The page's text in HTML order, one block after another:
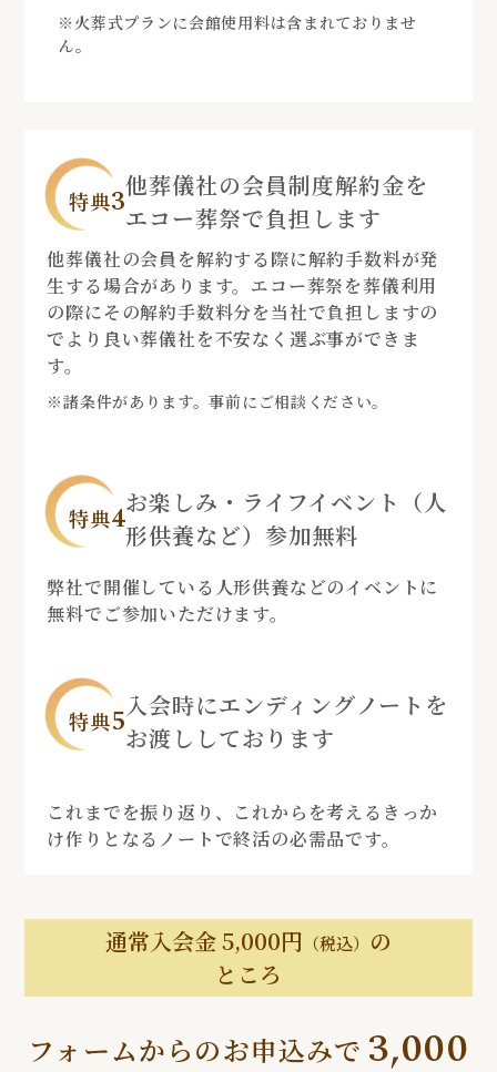
※火葬式プランに会館使用料は含まれておりませ
ん。
特典3他葬儀社の会員制度解約金を
エコー葬祭で負担します
他葬儀社の会員を解約する際に解約手数料が発
生する場合があります。エコー葬祭を葬儀利用
の際にその解約手数料分を当社で負担しますの
でより良い葬儀社を不安なく選ぶ事ができま
す。
※諸条件があります。事前にご相談ください。
特典4お楽しみ・ライフイベント（人
形供養など）参加無料
弊社で開催している人形供養などのイベントに
無料でご参加いただけます。
特典5入会時にエンディングノートを
お渡ししております
これまでを振り返り、これからを考えるきっか
け作りとなるノートで終活の必需品です。
通常入会金 5,000円 （税込） の
ところ
フォームからのお申込みで 3,000